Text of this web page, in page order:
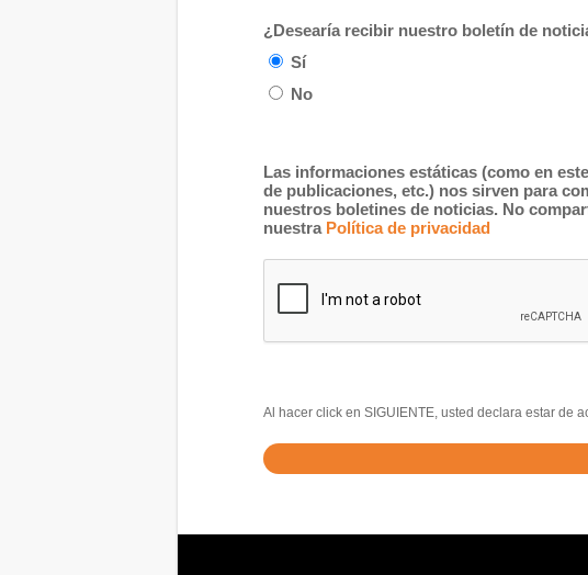
¿Desearía recibir nuestro boletín de
Sí
No
Las informaciones estáticas (como en
de publicaciones, etc.) nos sirven para
nuestros boletines de noticias. No
nuestra Política de privacidad
Al hacer click en SIGUIENTE, usted declara estar de